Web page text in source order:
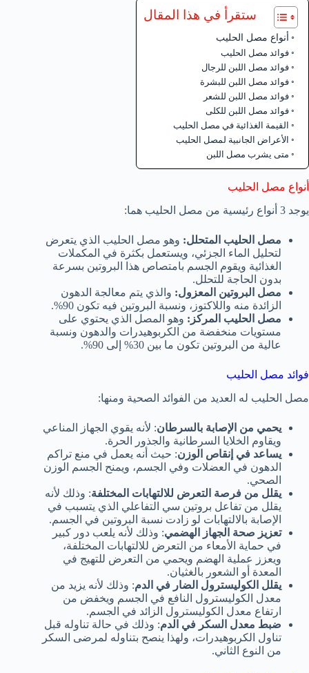
ستقرأ في هذا المقال
أنواع مصل الحليب
فوائد مصل الحليب
فوائد مصل اللبن للرجال
فوائد مصل اللبن للبشرة
فوائد مصل اللبن للشعر
فوائد مصل اللبن للكلى
القيمة الغذائية في مصل الحليب
الأعراض الجانبية لمصل الحليب
متى يشرب مصل اللبن
أنواع مصل الحليب
يوجد 3 أنواع رئيسية من مصل الحليب هما:
مصل الحليب المتحلل: وهو مصل الحليب الذي يتعرض
لتحليل الماء الجزئي، ويستعمل بكثرة في المكملات
الغذائية ويقوم الجسم بامتصاص هذا البروتين بسرعة
بدون الحاجة للتحلل.
مصل البروتين المعزول: والذي يتم معالجة الدهون
الزائدة منه واللاكتوز، ونسبة البروتين فيه تكون 90%.
مصل الحليب المركز: وهو المصل الذي يحتوي على
مستويات منخفضة من الكربوهيدرات والدهون ونسبة
عالية من البروتين تكون ما بين 30% إلى 90%.
فوائد مصل الحليب
مصل الحليب له العديد من الفوائد الصحية ومنها:
يحمي من الإصابة بالسرطان: لأنه يقوي الجهاز المناعي
ويقاوم الخلايا السرطانية والجذور الحرة.
يساعد في إنقاص الوزن: حيث أنه يعمل في منع تراكم
الدهون في العضلات وفي الجسم، ويمنح الجسم الوزن
الصحي.
يقلل من فرصة التعرض للالتهابات المختلفة: وذلك لأنه
يقلل من تفاعل بروتين سي التفاعلي الذي يتسبب في
الإصابة بالالتهابات لو زادت نسبة البروتين في الجسم.
تعزيز صحة الجهاز الهضمي: وذلك لأنه يلعب دور كبير
في حماية الأمعاء من التعرض للالتهابات المختلفة،
ويعزز عملية الهضم ويحمي من التعرض للتهيج في
المعدة أو الشعور بالغثيان.
يقلل الكوليسترول الضار في الدم: وذلك لأنه يزيد من
معدل الكوليسترول النافع في الجسم ويخفض من
ارتفاع معدل الكوليسترول الزائد في الجسم.
ضبط معدل السكر في الدم: وذلك في حالة تناوله قبل
تناول الكربوهيدرات، ولهذا ينصح بتناوله لمرضى السكر
من النوع الثاني.